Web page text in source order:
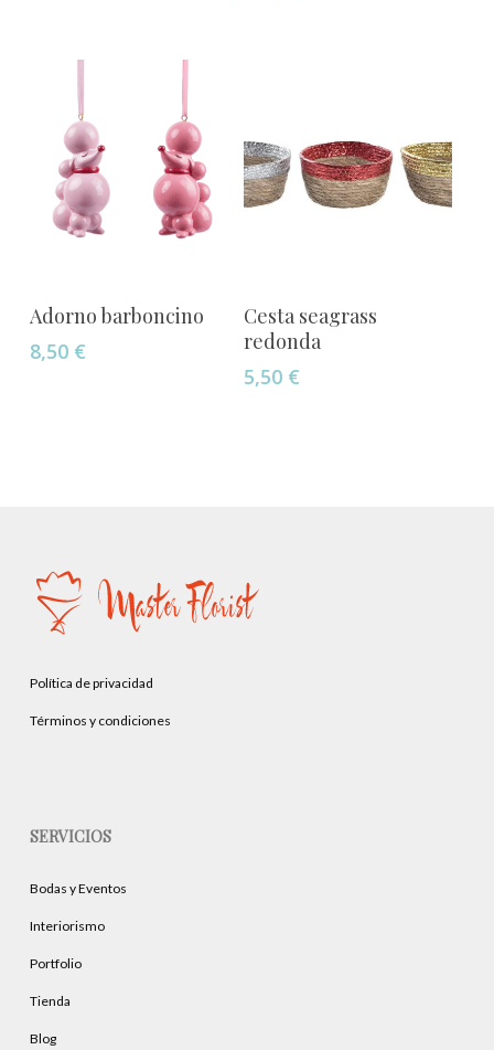
pueden
elegir
producto
3,90 €
hasta
4,50 €
Añadir Al Carrito
Adorno barboncino
8,50 €
Cesta seagrass
redonda
5,50 €
Política de privacidad
Términos y condiciones
SERVICIOS
Bodas y Eventos
Interiorismo
Portfolio
Tienda
Blog